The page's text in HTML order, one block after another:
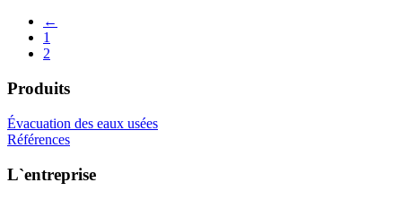
←
1
2
Produits
Évacuation des eaux usées
Références
L`entreprise